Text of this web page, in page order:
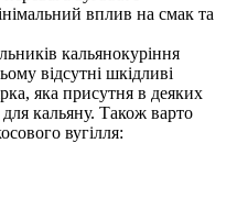
вплив на смак та
кальянокуріння
відсутні шкідливі
яка присутня в деяких
кальяну. Також варто
вугілля: